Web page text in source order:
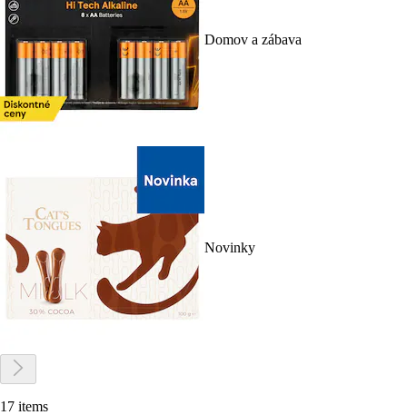
Domov a zábava
Novinky
17 items